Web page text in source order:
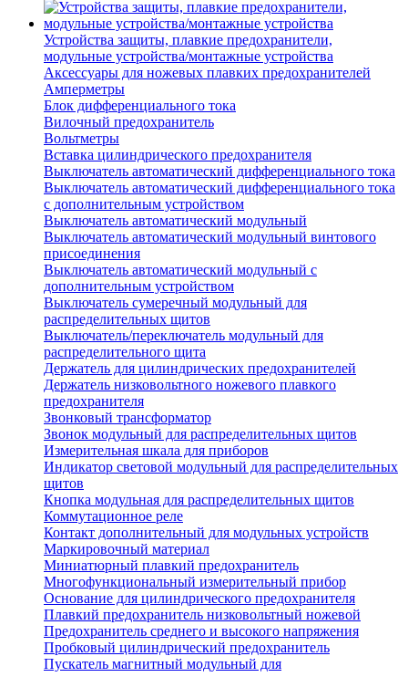
Устройства защиты, плавкие предохранители,
модульные устройства/монтажные устройства
Аксессуары для ножевых плавких предохранителей
Амперметры
Блок дифференциального тока
Вилочный предохранитель
Вольтметры
Вставка цилиндрического предохранителя
Выключатель автоматический дифференциального тока
Выключатель автоматический дифференциального тока
с дополнительным устройством
Выключатель автоматический модульный
Выключатель автоматический модульный винтового
присоединения
Выключатель автоматический модульный с
дополнительным устройством
Выключатель сумеречный модульный для
распределительных щитов
Выключатель/переключатель модульный для
распределительного щита
Держатель для цилиндрических предохранителей
Держатель низковольтного ножевого плавкого
предохранителя
Звонковый трансформатор
Звонок модульный для распределительных щитов
Измерительная шкала для приборов
Индикатор световой модульный для распределительных
щитов
Кнопка модульная для распределительных щитов
Коммутационное реле
Контакт дополнительный для модульных устройств
Маркировочный материал
Миниатюрный плавкий предохранитель
Многофункциональный измерительный прибор
Основание для цилиндрического предохранителя
Плавкий предохранитель низковольтный ножевой
Предохранитель среднего и высокого напряжения
Пробковый цилиндрический предохранитель
Пускатель магнитный модульный для